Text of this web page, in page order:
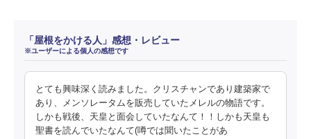
「屋根をかける人」感想・レビュー
※ユーザーによる個人の感想です
とても興味深く読みました。クリスチャンであり建築家で
あり、メンソレータムを販売していたメレルの物語です。
しかも戦後、天皇と面会していたなんて！！しかも天皇も
聖書を読んでいたなんて(噂では聞いたことがあ